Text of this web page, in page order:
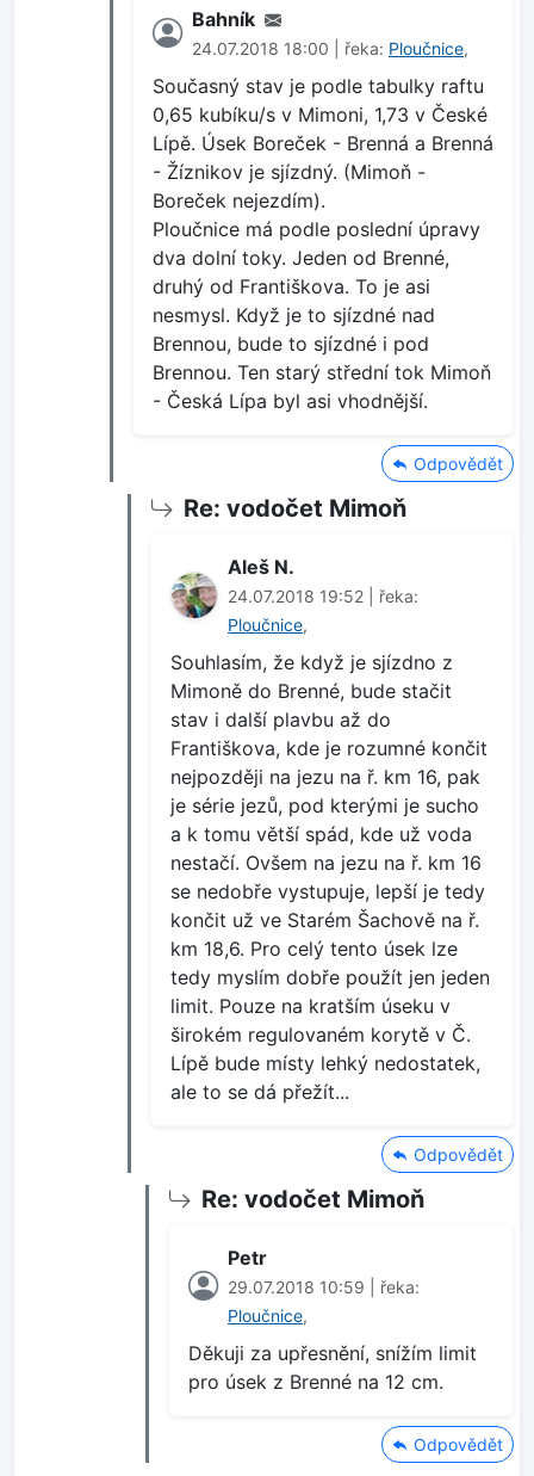
Bahník
24.07.2018 18:00 | řeka: Ploučnice,
Současný stav je podle tabulky raftu
0,65 kubíku/s v Mimoni, 1,73 v České
Lípě. Úsek Boreček - Brenná a Brenná
- Žíznikov je sjízdný. (Mimoň -
Boreček nejezdím).
Ploučnice má podle poslední úpravy
dva dolní toky. Jeden od Brenné,
druhý od Františkova. To je asi
nesmysl. Když je to sjízdné nad
Brennou, bude to sjízdné i pod
Brennou. Ten starý střední tok Mimoň
- Česká Lípa byl asi vhodnější.
Odpovědět
Re: vodočet Mimoň
Aleš N.
24.07.2018 19:52 | řeka:
Ploučnice,
Souhlasím, že když je sjízdno z
Mimoně do Brenné, bude stačit
stav i další plavbu až do
Františkova, kde je rozumné končit
nejpozději na jezu na ř. km 16, pak
je série jezů, pod kterými je sucho
a k tomu větší spád, kde už voda
nestačí. Ovšem na jezu na ř. km 16
se nedobře vystupuje, lepší je tedy
končit už ve Starém Šachově na ř.
km 18,6. Pro celý tento úsek lze
tedy myslím dobře použít jen jeden
limit. Pouze na kratším úseku v
širokém regulovaném korytě v Č.
Lípě bude místy lehký nedostatek,
ale to se dá přežít...
Odpovědět
Re: vodočet Mimoň
Petr
29.07.2018 10:59 | řeka:
Ploučnice,
Děkuji za upřesnění, snížím limit
pro úsek z Brenné na 12 cm.
Odpovědět